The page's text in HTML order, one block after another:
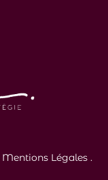
Mentions Légales .